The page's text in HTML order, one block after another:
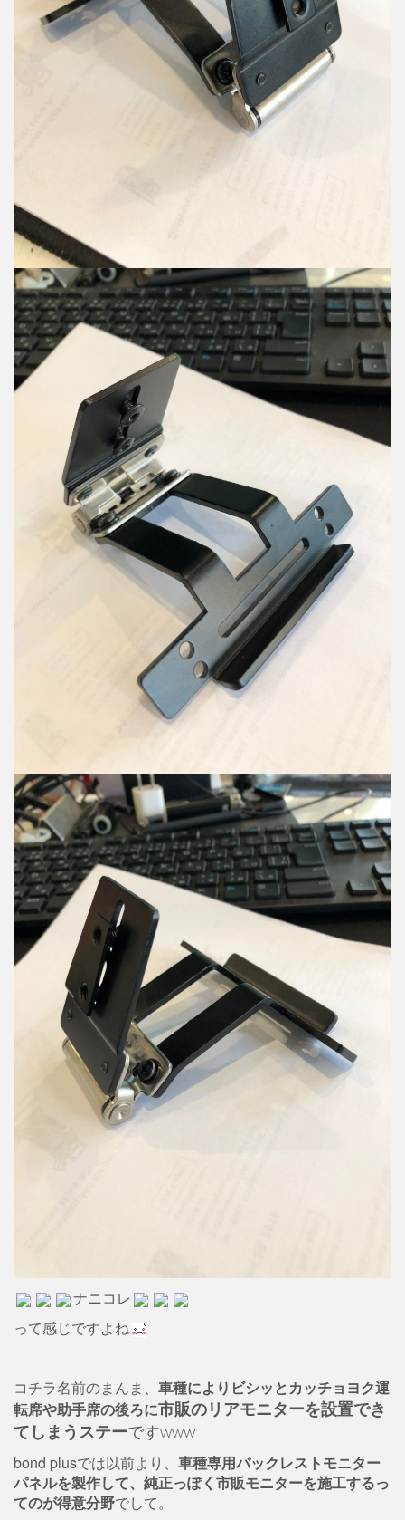
ナニコレ
って感じですよね
コチラ名前のまんま、 車種によりビシッとカッチョヨク運
転席や助手席の後ろに市販のリアモニターを設置でき
てしまうステーですwww
bond plusでは以前より、 車種専用バックレストモニター
パネルを製作して、純正っぽく市販モニターを施工するっ
てのが得意分野でして。